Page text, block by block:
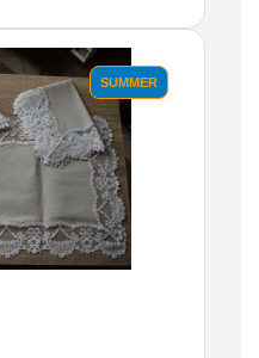
SUMMER